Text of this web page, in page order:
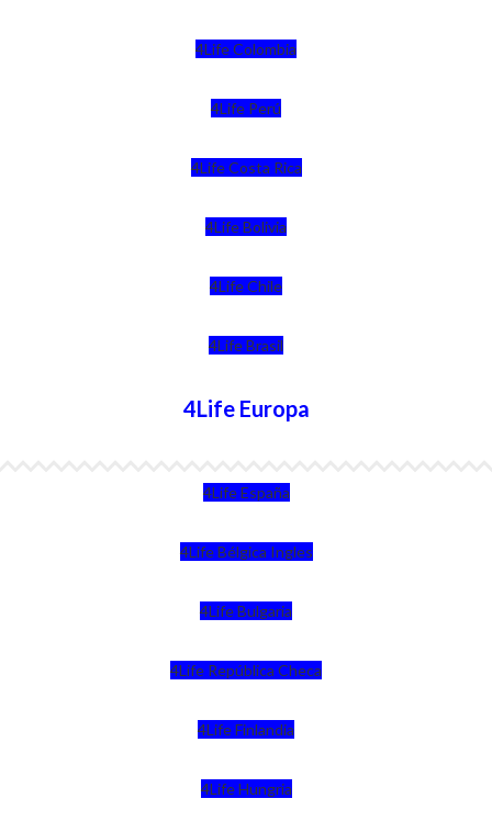
4Life Colombia
4Life Perú
4Life Costa Rica
4Life Bolivia
4Life Chile
4Life Brasil
4Life Europa
4Life España
4Life Bélgica Ingles
4Life Bulgaria
4Life República Checa
4Life Finlandia
4Life Hungria